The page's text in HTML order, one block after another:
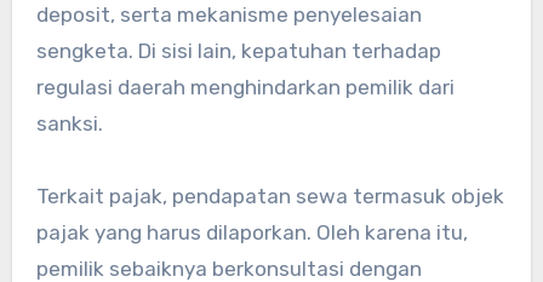
deposit, serta mekanisme penyelesaian
sengketa. Di sisi lain, kepatuhan terhadap
regulasi daerah menghindarkan pemilik dari
sanksi.
Terkait pajak, pendapatan sewa termasuk objek
pajak yang harus dilaporkan. Oleh karena itu,
pemilik sebaiknya berkonsultasi dengan